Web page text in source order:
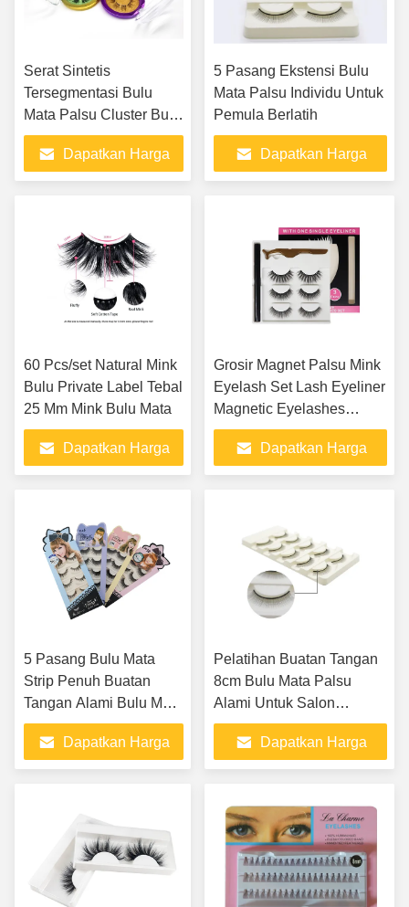
Serat Sintetis
Tersegmentasi Bulu
Mata Palsu Cluster Bulu
Mata DIY
Dapatkan Harga
5 Pasang Ekstensi Bulu
Mata Palsu Individu Untuk
Pemula Berlatih
Dapatkan Harga
60 Pcs/set Natural Mink
Bulu Private Label Tebal
25 Mm Mink Bulu Mata
Dapatkan Harga
Grosir Magnet Palsu Mink
Eyelash Set Lash Eyeliner
Magnetic Eyelashes
Dengan Pinset OEM /
ODM DiterimaDapatkan Harga
5 Pasang Bulu Mata
Strip Penuh Buatan
Tangan Alami Bulu Mata
Palsu Penuh Untuk
Ekstensi Bulu Mata
Dapatkan Harga
Pelatihan Buatan Tangan
8cm Bulu Mata Palsu
Alami Untuk Salon
Kecantikan
Dapatkan Harga